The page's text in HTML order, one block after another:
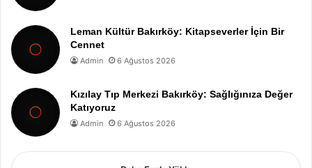
Leman Kültür Bakırköy: Kitapseverler İçin Bir
Cennet
Admin 6 Ağustos 2026
Kızılay Tıp Merkezi Bakırköy: Sağlığınıza Değer
Katıyoruz
Admin 6 Ağustos 2026